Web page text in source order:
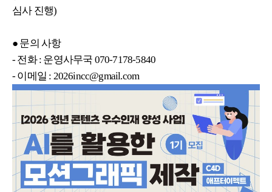
심사 진행)
● 문의 사항
- 전화 : 운영사무국 070-7178-5840
- 이메일 : 2026incc@gmail.com